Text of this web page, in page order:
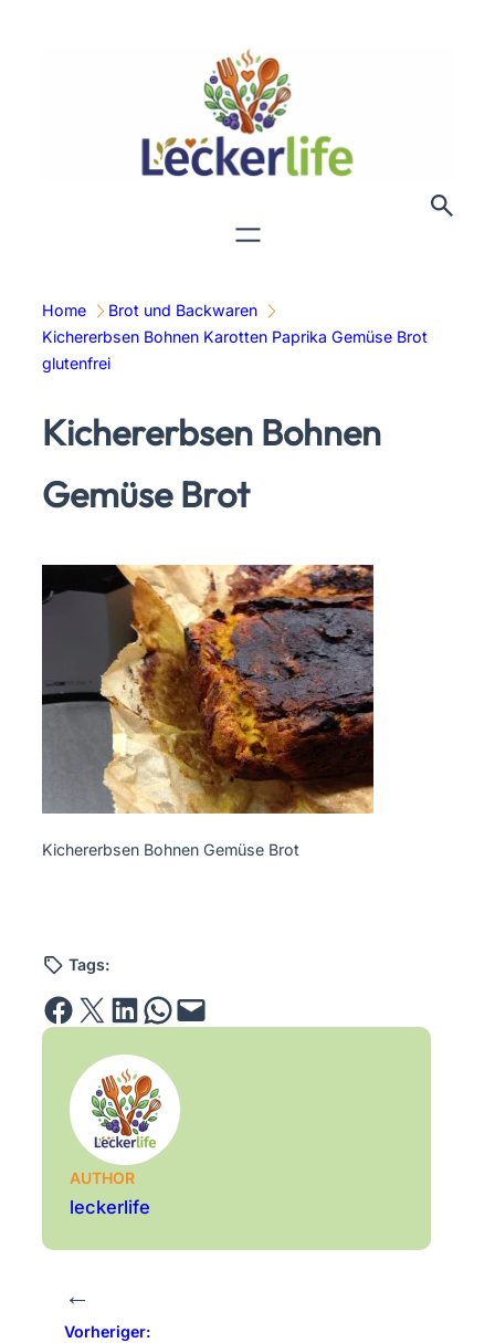
Home
Brot und Backwaren
Kichererbsen Bohnen Karotten Paprika Gemüse Brot
glutenfrei
Kichererbsen Bohnen
Gemüse Brot
Kichererbsen Bohnen Gemüse Brot
Tags:
Share on Facebook Email this Page Share on LinkedIn Share on WhatsApp Email this Page
AUTHOR
leckerlife
←
Vorheriger: